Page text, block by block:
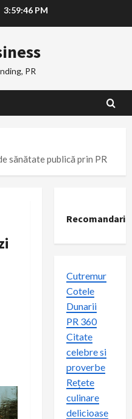
3:59:47 PM
PR
sănătate publică prin PR
Recomandari
Cutremur
Cotele
Dunarii
PR 360
Citate
celebre si
proverbe
Rețete
culinare
delicioase